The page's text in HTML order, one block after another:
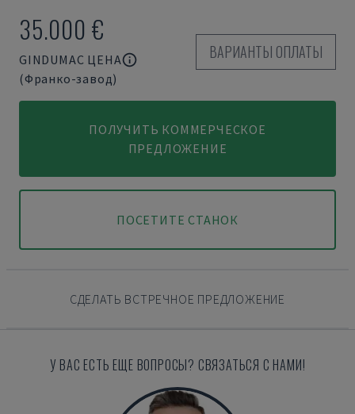
35.000 €
GINDUMAC ЦЕНА
(Франко-завод)
ВАРИАНТЫ ОПЛАТЫ
ПОЛУЧИТЬ КОММЕРЧЕСКОЕ
ПРЕДЛОЖЕНИЕ
ПОСЕТИТЕ СТАНОК
СДЕЛАТЬ ВСТРЕЧНОЕ ПРЕДЛОЖЕНИЕ
У ВАС ЕСТЬ ЕЩЕ ВОПРОСЫ? СВЯЗАТЬСЯ С НАМИ!